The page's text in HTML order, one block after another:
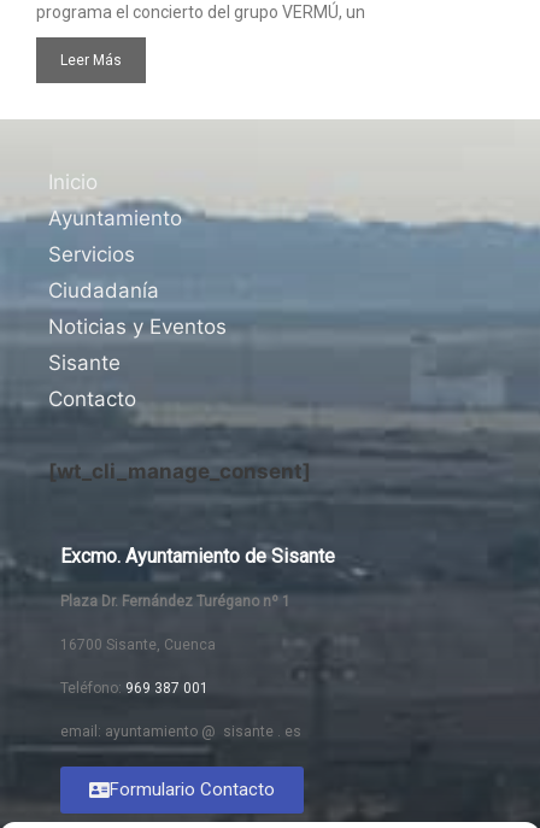
programa el concierto del grupo VERMÚ, un
Leer Más
Inicio
Ayuntamiento
Servicios
Ciudadanía
Noticias y Eventos
Sisante
Contacto
[wt_cli_manage_consent]
Excmo. Ayuntamiento de Sisante
Plaza Dr. Fernández Turégano nº 1
16700 Sisante, Cuenca
Teléfono: 969 387 001
email: ayuntamiento @ sisante . es
Formulario Contacto